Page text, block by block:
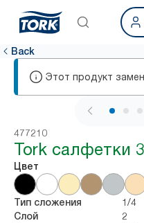
Back
Этот продукт
477210
Tork салфетки
Цвет
Тип сложения 1/4
Слой 2